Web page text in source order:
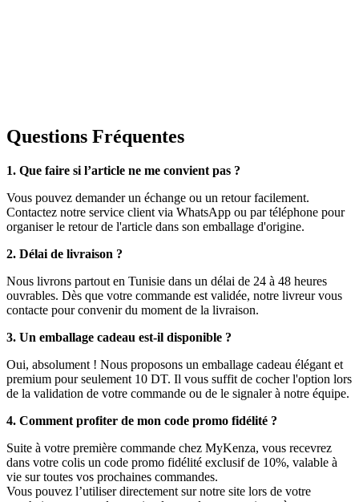
Questions Fréquentes
1. Que faire si l’article ne me convient pas ?
Vous pouvez demander un échange ou un retour facilement.
Contactez notre service client via WhatsApp ou par téléphone pour
organiser le retour de l'article dans son emballage d'origine.
2. Délai de livraison ?
Nous livrons partout en Tunisie dans un délai de 24 à 48 heures
ouvrables. Dès que votre commande est validée, notre livreur vous
contacte pour convenir du moment de la livraison.
3. Un emballage cadeau est-il disponible ?
Oui, absolument ! Nous proposons un emballage cadeau élégant et
premium pour seulement 10 DT. Il vous suffit de cocher l'option lors
de la validation de votre commande ou de le signaler à notre équipe.
4. Comment profiter de mon code promo fidélité ?
Suite à votre première commande chez MyKenza, vous recevrez
dans votre colis un code promo fidélité exclusif de 10%, valable à
vie sur toutes vos prochaines commandes.
Vous pouvez l’utiliser directement sur notre site lors de votre